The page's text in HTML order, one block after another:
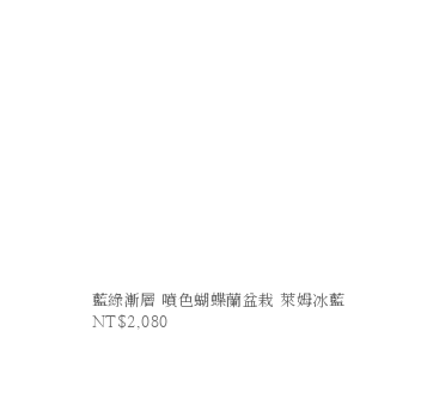
藍綠漸層 噴色蝴蝶蘭盆栽 萊姆冰藍
NT$2,080